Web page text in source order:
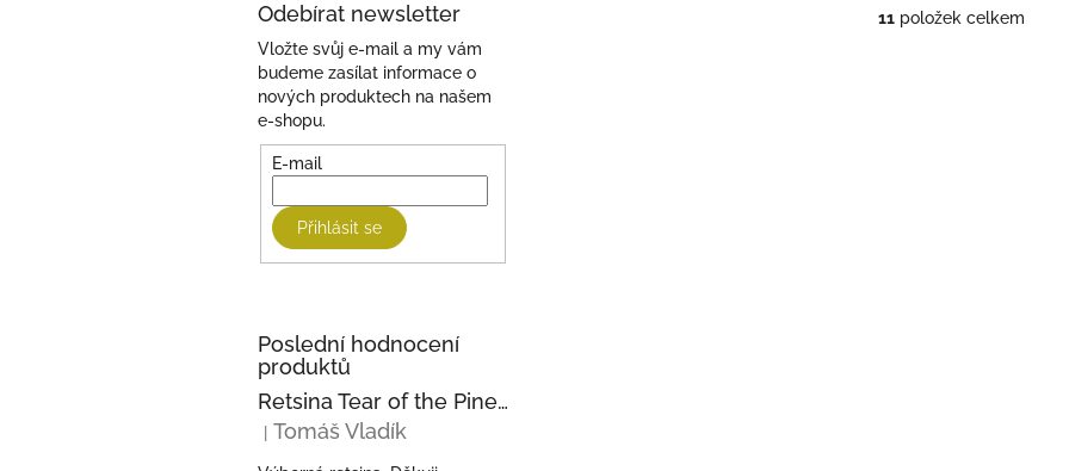
Odebírat newsletter
Vložte svůj e-mail a my vám
budeme zasílat informace o
nových produktech na našem
e-shopu.
E-mail
Přihlásit se
Poslední hodnocení
produktů
Retsina Tear of the Pine 750ml 2023 KECHRIS
Hodnocení produktu je 5 z 5 hvězdiček.
Tomáš Vladík
O
11položek celkem